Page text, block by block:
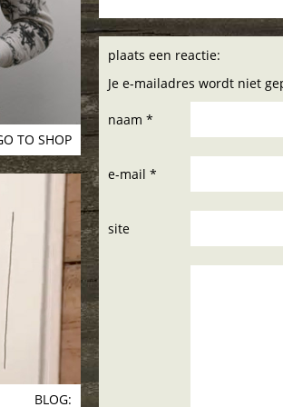
TO SHOP
BLOG:
plaats een reactie:
Je e-mailadres wordt niet
naam *
e-mail *
site